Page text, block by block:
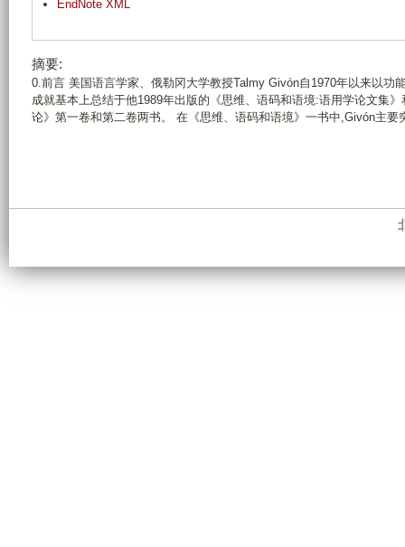
EndNote XML
摘要:
0.前言 美国语言学家、俄勒冈大学教授Talmy Givón自1970年以来以功
成就基本上总结于他1989年出版的《思维、语码和语境:语用学论文集
论》第一卷和第二卷两书。 在《思维、语码和语境》一书中,Givón主要